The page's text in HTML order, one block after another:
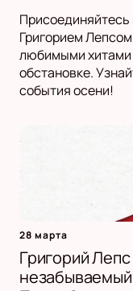
Присоединяйтесь
Григорием
любимыми хитами
обстановке.
события осени!
28 марта
Григорий